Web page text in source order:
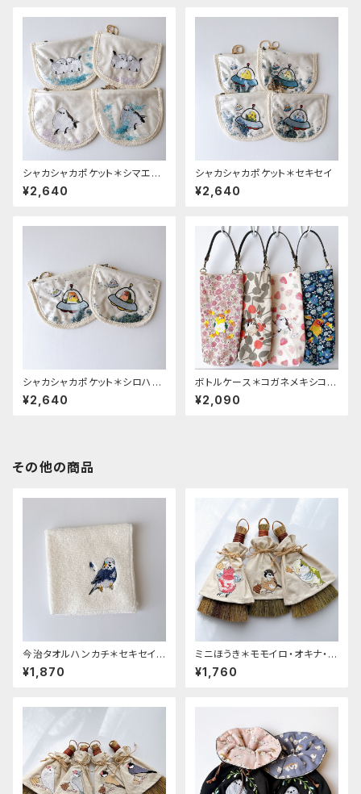
シャカシャカポケット＊シマエナ
ガ
¥2,640
シャカシャカポケット＊セキセイ
¥2,640
シャカシャカポケット＊シロハ
ラ・コザクラ
¥2,640
ボトルケース＊コガネメキシコ・
シマエナガ・スズメ・シロハラ
¥2,090
その他の商品
今治タオルハンカチ＊セキセイイ
ンコ
¥1,870
ミニほうき＊モモイロ・オキナ・ス
ズメ
¥1,760